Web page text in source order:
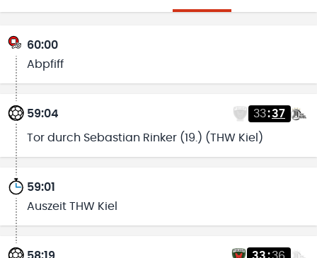
60:00
Abpfiff
59:04 33:37
Tor durch Sebastian Rinker (19.) (THW Kiel)
59:01
Auszeit THW Kiel